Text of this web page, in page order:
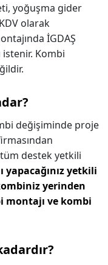
yoğuşma gider
olarak
İGDAŞ
Kombi
değişiminde proje
destek yetkili
yapacağınız yetkili
yerinden
montajı ve kombi